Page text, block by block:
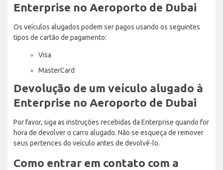
Enterprise no Aeroporto de Dubai
Os veículos alugados podem ser pagos usando os seguintes
tipos de cartão de pagamento:
Visa
MasterCard
Devolução de um veículo alugado à
Enterprise no Aeroporto de Dubai
Por favor, siga as instruções recebidas da Enterprise quando for
hora de devolver o carro alugado. Não se esqueça de remover
seus pertences do veículo antes de devolvê-lo.
Como entrar em contato com a